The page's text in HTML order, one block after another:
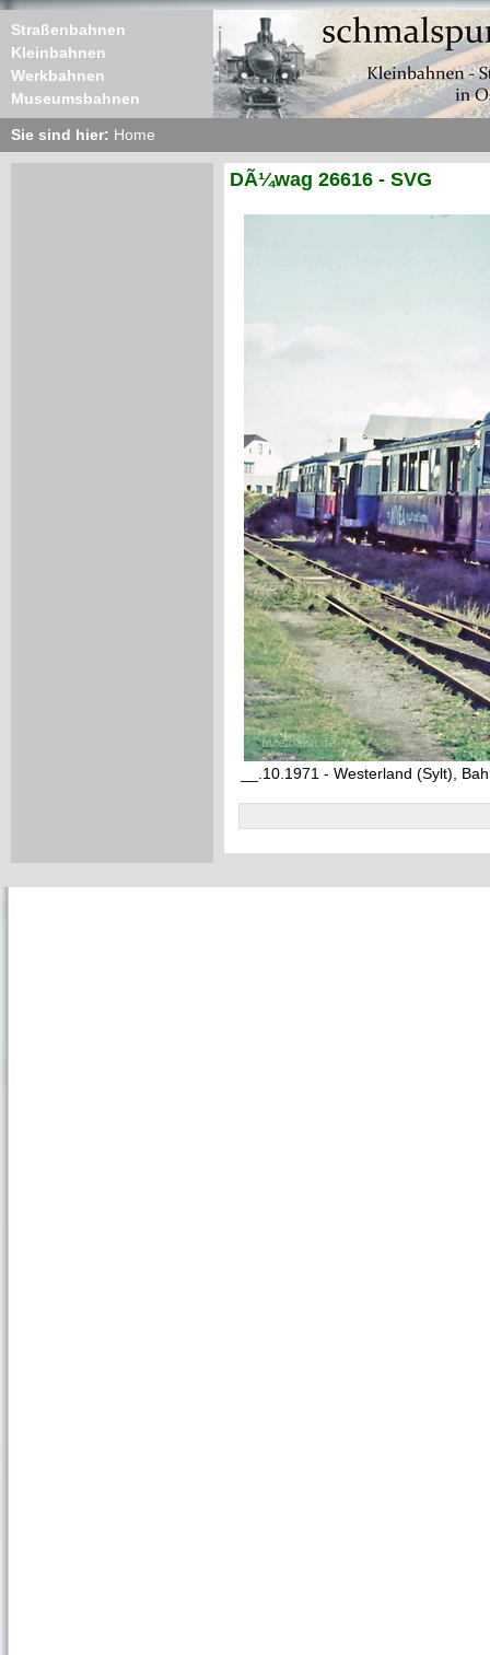
Straßenbahnen
Kleinbahnen
Werkbahnen
Museumsbahnen
Sie sind hier: Home
DÃ¼wag 26616 - SVG
__.10.1971 - Westerland (Sylt),